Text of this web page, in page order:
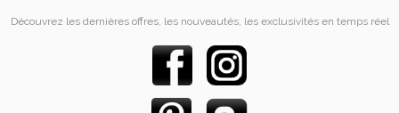
Découvrez les dernières offres, les nouveautés, les exclusivités en temps réel